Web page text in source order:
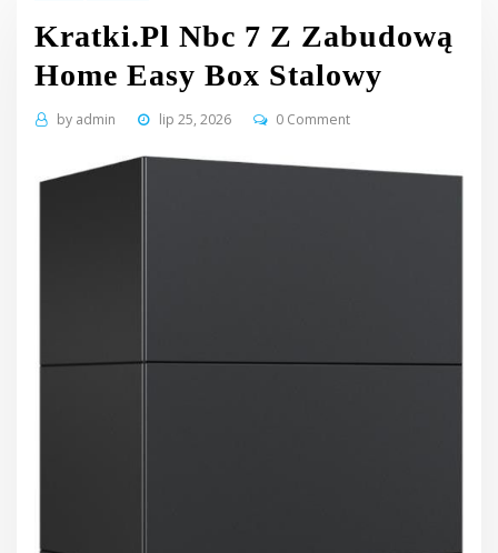
Kratki.Pl Nbc 7 Z Zabudową
Home Easy Box Stalowy
by admin lip 25, 2026 0 Comment